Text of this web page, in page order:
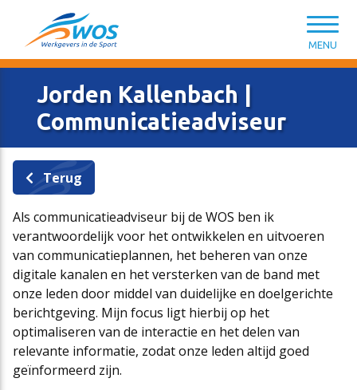
Spring naar content
MENU
Jorden Kallenbach |
Communicatieadviseur
Terug
Als communicatieadviseur bij de WOS ben ik
verantwoordelijk voor het ontwikkelen en uitvoeren
van communicatieplannen, het beheren van onze
digitale kanalen en het versterken van de band met
onze leden door middel van duidelijke en doelgerichte
berichtgeving. Mijn focus ligt hierbij op het
optimaliseren van de interactie en het delen van
relevante informatie, zodat onze leden altijd goed
geïnformeerd zijn.
Salarisschalen
Functieniveaumatrix
Cao-app
Introductiemodule Welkom in de Sport
Persoonlijk leiderschap in de sport
First Time Leaders
Modelovereenkomsten & -contracten
HR-ondersteuning en tools
Mantelovereenkomsten
Lidmaatschap
WOS-leden
Team